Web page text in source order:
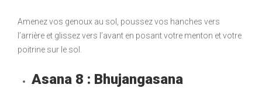
Amenez vos genoux au sol, poussez vos hanches vers
l’arrière et glissez vers l’avant en posant votre menton et votre
poitrine sur le sol.
Asana 8 : Bhujangasana